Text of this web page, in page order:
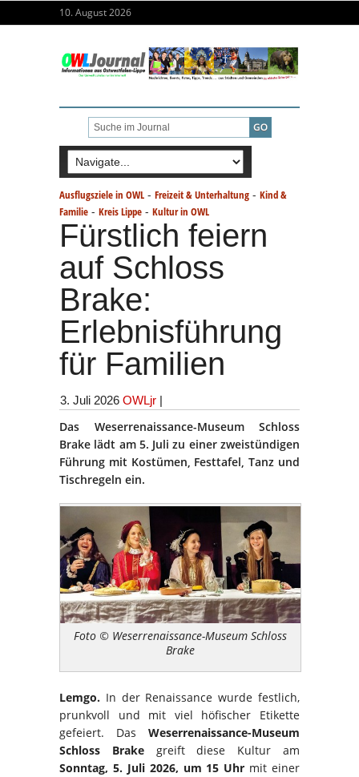
10. August 2026
Ausflugsziele in OWL - Freizeit & Unterhaltung - Kind &
Familie - Kreis Lippe - Kultur in OWL
Fürstlich feiern
auf Schloss
Brake:
Erlebnisführung
für Familien
3. Juli 2026 OWLjr |
Das Weserrenaissance-Museum Schloss
Brake lädt am 5. Juli zu einer zweistündigen
Führung mit Kostümen, Festtafel, Tanz und
Tischregeln ein.
Foto © Weserrenaissance-Museum Schloss
Brake
Lemgo. In der Renaissance wurde festlich,
prunkvoll und mit viel höfischer Etikette
gefeiert. Das Weserrenaissance-Museum
Schloss Brakegreift diese Kultur am
Sonntag, 5. Juli 2026, um 15 Uhr mit einer